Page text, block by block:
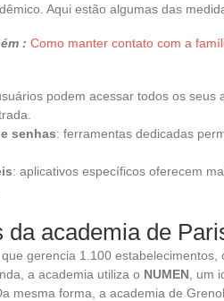
Aqui estão algumas das
: Como manter contato com a
podem acessar todos os seus
senhas: ferramentas dedicadas
: aplicativos específicos oferecem
da academia de
gerencia 1.100
a academia utiliza o NUMEN , um
mesma forma, a academia de